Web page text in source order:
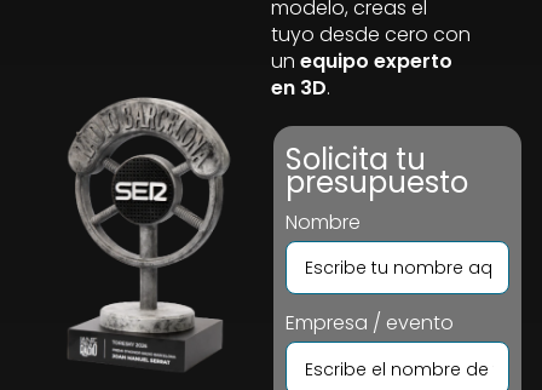
modelo, creas el
tuyo desde cero con
un equipo experto
en 3D.
Solicita tu
presupuesto
Nombre
Empresa / evento